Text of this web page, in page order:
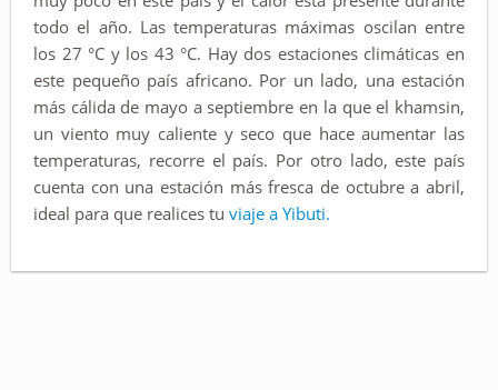
todo el año. Las temperaturas máximas oscilan entre
los 27 °C y los 43 °C. Hay dos estaciones climáticas en
este pequeño país africano. Por un lado, una estación
más cálida de mayo a septiembre en la que el khamsin,
un viento muy caliente y seco que hace aumentar las
temperaturas, recorre el país. Por otro lado, este país
cuenta con una estación más fresca de octubre a abril,
ideal para que realices tu viaje a Yibuti.